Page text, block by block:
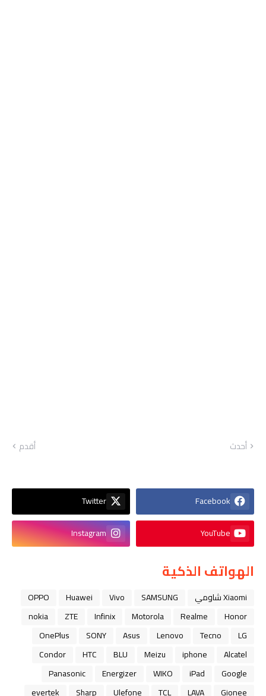
أحدث أقدم
Facebook
Twitter
YouTube
Instagram
الهواتف الذكية
Xiaomi شاومي SAMSUNG
Vivo
Huawei
OPPO
Honor
Realme
Motorola
Infinix
ZTE
nokia
LG
Tecno
Lenovo
Asus
SONY
OnePlus
Alcatel
iphone
Meizu
BLU
HTC
Condor
Google
iPad
WIKO
Energizer
Panasonic
Gionee
LAVA
TCL
Ulefone
Sharp
evertek